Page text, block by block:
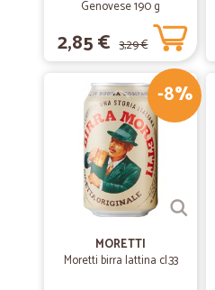
Genovese 190 g
2,85 € 3,29 €
-8%
MORETTI
Moretti birra lattina cl.33